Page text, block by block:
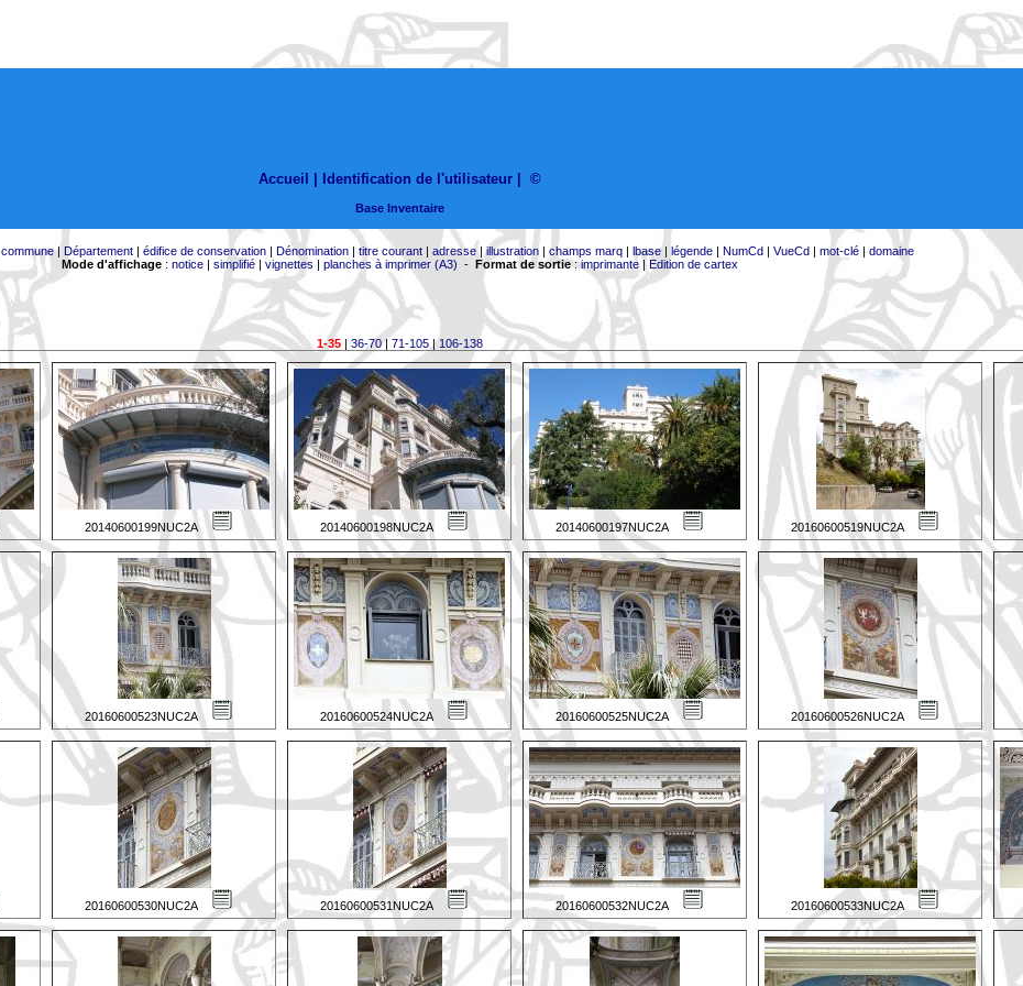
Accueil | Identification de l'utilisateur ©
Base Inventaire
commune| Département| édifice de conservation| Dénomination| titre courant| adresse|illustration| champs marq| lbase| légende| NumCd| VueCd| mot-clé| domaine
Mode d'affichage: notice| simplifié| vignettes | planches à imprimer (A3) - Format de sortie:imprimante| Edition de cartex
1-35| 36-70| 71-105|106-138
20140600199NUC2A 20140600198NUC2A 20140600197NUC2A 20160600519NUC2A
20160600523NUC2A 20160600524NUC2A 20160600525NUC2A 20160600526NUC2A
20160600530NUC2A 20160600531NUC2A 20160600532NUC2A 20160600533NUC2A